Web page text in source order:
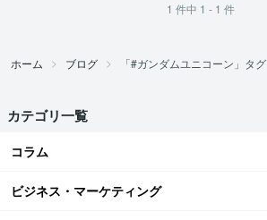
1 件中 1 - 1 件
ホーム ブログ 「#ガンダムユニコーン」タグ
カテゴリ一覧
コラム
ビジネス・マーケティング